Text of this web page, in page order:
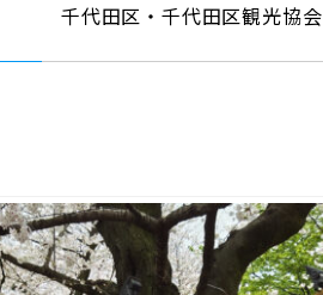
千代田区・千代田区観光協会